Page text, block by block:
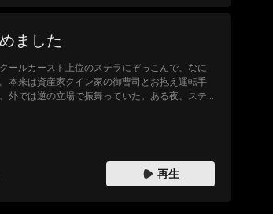
ました
ールカースト上位のステラにぞっこんで、なに
本来は資産家クイン家の御曹司とお抱え運転手
外では逆の立場で振舞っていた。ある夜、ステ
再生